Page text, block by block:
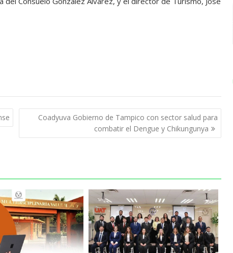
Coadyuva Gobierno de Tampico con sector salud para
combatir el Dengue y Chikungunya